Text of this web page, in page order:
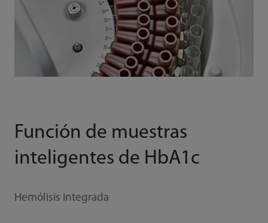
Función de muestras
inteligentes de HbA1c
Hemólisis integrada